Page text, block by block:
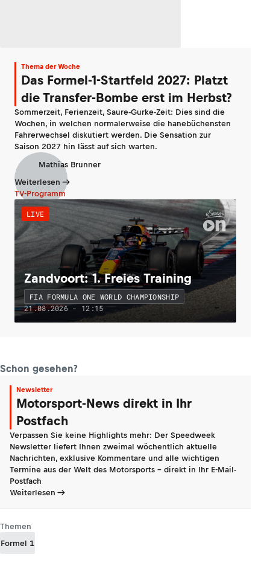
Thema der Woche
Das Formel-1-Startfeld 2027: Platzt
die Transfer-Bombe erst im Herbst?
Sommerzeit, Ferienzeit, Saure-Gurke-Zeit: Dies sind die
Wochen, in welchen normalerweise die hanebüchensten
Fahrerwechsel diskutiert werden. Die Sensation zur
Saison 2027 hin lässt auf sich warten.
Mathias Brunner
Weiterlesen
TV-Programm
LIVE
Zandvoort: 1. Freies Training
FIA FORMULA ONE WORLD CHAMPIONSHIP
21.08.2026 - 12:15
Schon gesehen?
Newsletter
Motorsport-News direkt in Ihr
Postfach
Verpassen Sie keine Highlights mehr: Der Speedweek
Newsletter liefert Ihnen zweimal wöchentlich aktuelle
Nachrichten, exklusive Kommentare und alle wichtigen
Termine aus der Welt des Motorsports - direkt in Ihr E-Mail-
Postfach
Weiterlesen
Themen
Formel 1